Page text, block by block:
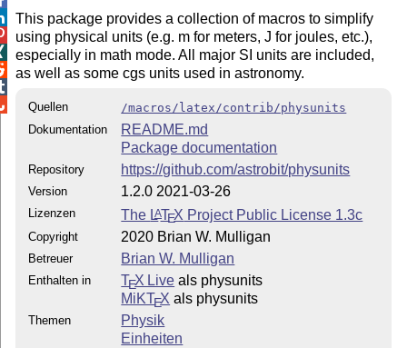
This package provides a collection of macros to simplify
using physical units (e.g. m for meters, J for joules, etc.),
especially in math mode. All major SI units are included,
as well as some cgs units used in astronomy.
Quellen
/macros/latex/contrib/physunits
Dokumentation
README.md
Package documentation
Repository https://github.com/astrobit/physunits
Version 1.2.0 2021-03-26
Lizenzen The LATEX Project Public License 1.3c
Copyright 2020 Brian W. Mulligan
Betreuer Brian W. Mulligan
Enthalten in TEX Live als physunits
MiKTEX als physunits
Themen
Physik
Einheiten